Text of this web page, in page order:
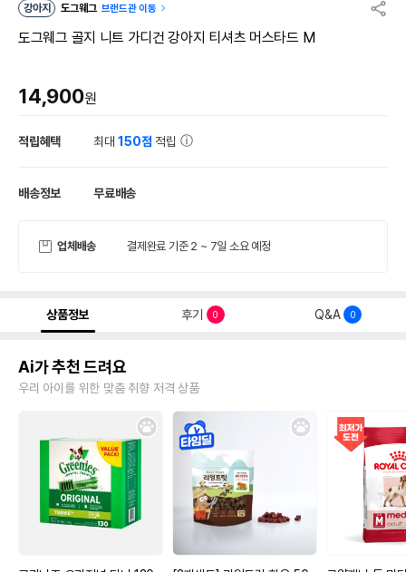
강아지 도그웨그 브랜드관 이동
도그웨그 골지 니트 가디건 강아지 티셔츠 머스타드 M
14,900원
적립혜택 최대150점 적립
배송정보 무료배송
업체배송 결제완료 기준 2 ~ 7일 소요 예정
상품정보 후기 0 Q&A 0
Ai가 추천 드려요
우리 아이를 위한 맞춤 취향 저격 상품